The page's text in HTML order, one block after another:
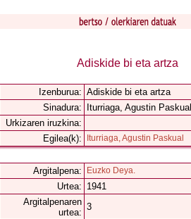
Adiskide bi eta artza
Izenburua: Adiskide bi eta artza
Sinadura:
Iturriaga, Agustin Paskual
Urkizaren iruzkina:
Egilea(k):
Iturriaga, Agustin Paskual
Argitalpena: Euzko Deya.
Urtea: 1941
Argitalpenaren
urtea:
3